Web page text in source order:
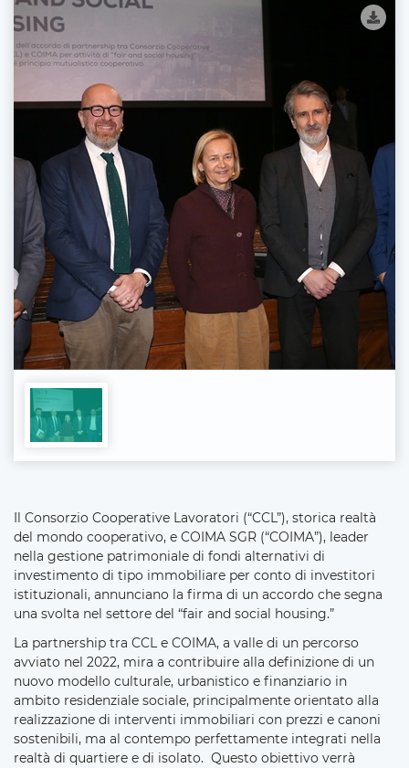
Il Consorzio Cooperative Lavoratori (“CCL”), storica realtà
del mondo cooperativo, e COIMA SGR (“COIMA”), leader
nella gestione patrimoniale di fondi alternativi di
investimento di tipo immobiliare per conto di investitori
istituzionali, annunciano la firma di un accordo che segna
una svolta nel settore del “fair and social housing.”
La partnership tra CCL e COIMA, a valle di un percorso
avviato nel 2022, mira a contribuire alla definizione di un
nuovo modello culturale, urbanistico e finanziario in
ambito residenziale sociale, principalmente orientato alla
realizzazione di interventi immobiliari con prezzi e canoni
sostenibili, ma al contempo perfettamente integrati nella
realtà di quartiere e di isolato. Questo obiettivo verrà